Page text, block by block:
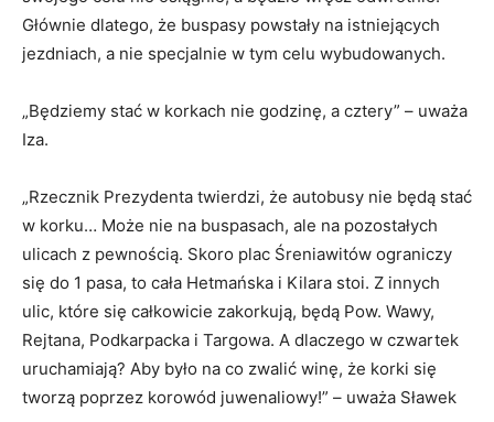
Głównie dlatego, że buspasy powstały na istniejących
jezdniach, a nie specjalnie w tym celu wybudowanych.
„Będziemy stać w korkach nie godzinę, a cztery” – uważa
Iza.
„Rzecznik Prezydenta twierdzi, że autobusy nie będą stać
w korku… Może nie na buspasach, ale na pozostałych
ulicach z pewnością. Skoro plac Śreniawitów ograniczy
się do 1 pasa, to cała Hetmańska i Kilara stoi. Z innych
ulic, które się całkowicie zakorkują, będą Pow. Wawy,
Rejtana, Podkarpacka i Targowa. A dlaczego w czwartek
uruchamiają? Aby było na co zwalić winę, że korki się
tworzą poprzez korowód juwenaliowy!” – uważa Sławek